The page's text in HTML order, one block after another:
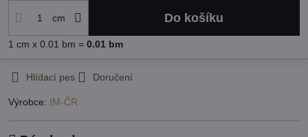
cm Do košíku
1 cm x 0.01 bm = 0.01 bm
Hlídací pes Doručení
Výrobce: IM-ČR